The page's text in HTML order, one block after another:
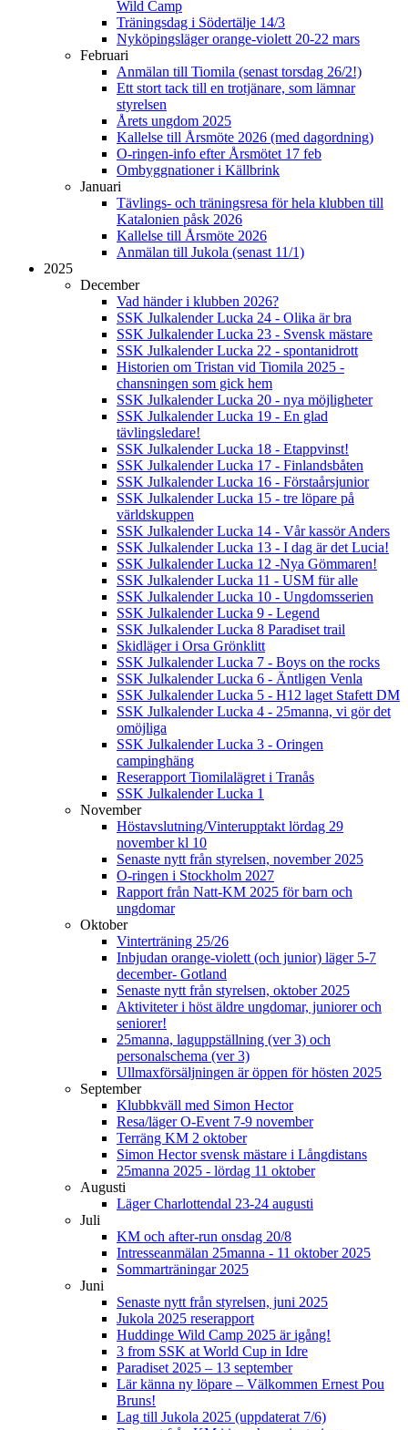
Wild Camp
Träningsdag i Södertälje 14/3
Nyköpingsläger orange-violett 20-22 mars
Februari
Anmälan till Tiomila (senast torsdag 26/2!)
Ett stort tack till en trotjänare, som lämnar
styrelsen
Årets ungdom 2025
Kallelse till Årsmöte 2026 (med dagordning)
O-ringen-info efter Årsmötet 17 feb
Ombyggnationer i Källbrink
Januari
Tävlings- och träningsresa för hela klubben till
Katalonien påsk 2026
Kallelse till Årsmöte 2026
Anmälan till Jukola (senast 11/1)
2025
December
Vad händer i klubben 2026?
SSK Julkalender Lucka 24 - Olika är bra
SSK Julkalender Lucka 23 - Svensk mästare
SSK Julkalender Lucka 22 - spontanidrott
Historien om Tristan vid Tiomila 2025 -
chansningen som gick hem
SSK Julkalender Lucka 20 - nya möjligheter
SSK Julkalender Lucka 19 - En glad
tävlingsledare!
SSK Julkalender Lucka 18 - Etappvinst!
SSK Julkalender Lucka 17 - Finlandsbåten
SSK Julkalender Lucka 16 - Förstaårsjunior
SSK Julkalender Lucka 15 - tre löpare på
världskuppen
SSK Julkalender Lucka 14 - Vår kassör Anders
SSK Julkalender Lucka 13 - I dag är det Lucia!
SSK Julkalender Lucka 12 -Nya Gömmaren!
SSK Julkalender Lucka 11 - USM für alle
SSK Julkalender Lucka 10 - Ungdomsserien
SSK Julkalender Lucka 9 - Legend
SSK Julkalender Lucka 8 Paradiset trail
Skidläger i Orsa Grönklitt
SSK Julkalender Lucka 7 - Boys on the rocks
SSK Julkalender Lucka 6 - Äntligen Venla
SSK Julkalender Lucka 5 - H12 laget Stafett DM
SSK Julkalender Lucka 4 - 25manna, vi gör det
omöjliga
SSK Julkalender Lucka 3 - Oringen
campinghäng
Reserapport Tiomilalägret i Tranås
SSK Julkalender Lucka 1
November
Höstavslutning/Vinterupptakt lördag 29
november kl 10
Senaste nytt från styrelsen, november 2025
O-ringen i Stockholm 2027
Rapport från Natt-KM 2025 för barn och
ungdomar
Oktober
Vinterträning 25/26
Inbjudan orange-violett (och junior) läger 5-7
december- Gotland
Senaste nytt från styrelsen, oktober 2025
Aktiviteter i höst äldre ungdomar, juniorer och
seniorer!
25manna, laguppställning (ver 3) och
personalschema (ver 3)
Ullmaxförsäljningen är öppen för hösten 2025
September
Klubbkväll med Simon Hector
Resa/läger O-Event 7-9 november
Terräng KM 2 oktober
Simon Hector svensk mästare i Långdistans
25manna 2025 - lördag 11 oktober
Augusti
Läger Charlottendal 23-24 augusti
Juli
KM och after-run onsdag 20/8
Intresseanmälan 25manna - 11 oktober 2025
Sommarträningar 2025
Juni
Senaste nytt från styrelsen, juni 2025
Jukola 2025 reserapport
Huddinge Wild Camp 2025 är igång!
3 from SSK at World Cup in Idre
Paradiset 2025 – 13 september
Lär känna ny löpare – Välkommen Ernest Pou
Bruns!
Lag till Jukola 2025 (uppdaterat 7/6)